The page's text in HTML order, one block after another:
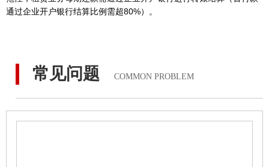
通过企业开户银行结算比例需超80%）。
常见问题 COMMON PROBLEM